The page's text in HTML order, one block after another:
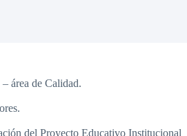
área de Calidad.
del Proyecto Educativo Institucional